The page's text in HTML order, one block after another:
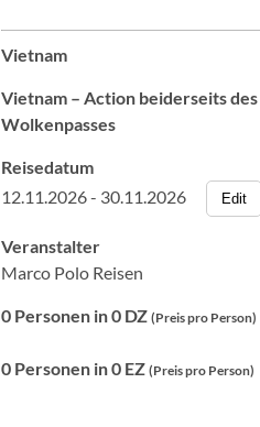
Vietnam
Vietnam – Action beiderseits des
Wolkenpasses
Reisedatum
12.11.2026 - 30.11.2026
Edit
Veranstalter
Marco Polo Reisen
0 Personen in 0 DZ (Preis pro Person)
0 Personen in 0 EZ (Preis pro Person)